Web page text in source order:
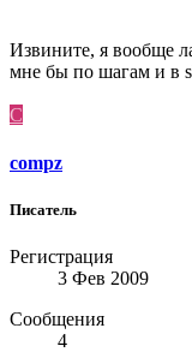
Извините, я вообще
мне бы по шагам и в
C
compz
Писатель
Регистрация
3 Фев 2009
Сообщения
4